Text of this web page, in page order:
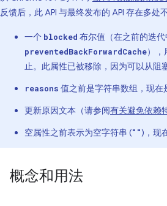
反馈后，此 API 与最终发布的 API 存在多处
一个 blocked 布尔值（在之前的迭代
preventedBackForwardCache）
止。此属性已被移除，因为可以从阻
reasons 值之前是字符串数组，现在
更新原因文本（请参阅有关避免依赖
空属性之前表示为空字符串 ("")，现
概念和用法